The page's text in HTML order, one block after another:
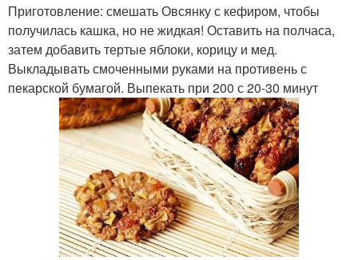
Приготовление: смешать Овсянку с кефиром, чтобы
получилась кашка, но не жидкая! Оставить на полчаса,
затем добавить тертые яблоки, корицу и мед.
Выкладывать смоченными руками на противень с
пекарской бумагой. Выпекать при 200 с 20-30 минут